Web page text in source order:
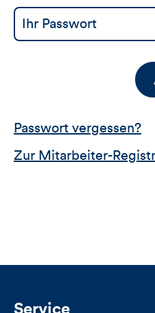
Passwort vergessen?
Zur Mitarbeiter-
Service